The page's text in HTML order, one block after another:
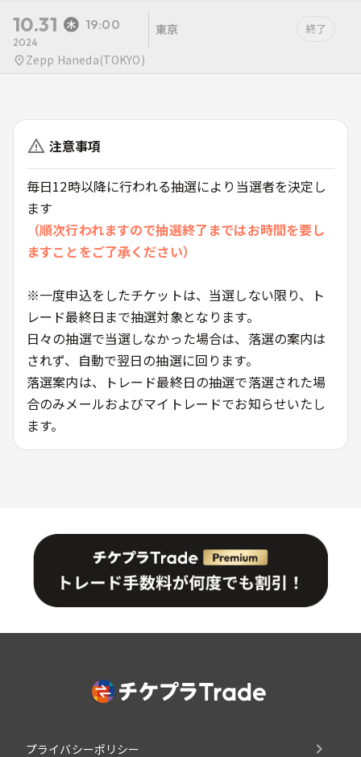
10.31 19:00
2024
東京 終了
Zepp Haneda(TOKYO)
注意事項
毎日12時以降に行われる抽選により当選者を決定し
ます
（順次行われますので抽選終了まではお時間を要し
ますことをご了承ください）
※一度申込をしたチケットは、当選しない限り、ト
レード最終日まで抽選対象となります。
日々の抽選で当選しなかった場合は、落選の案内は
されず、自動で翌日の抽選に回ります。
落選案内は、トレード最終日の抽選で落選された場
合のみメールおよびマイトレードでお知らせいたし
ます。
プライバシーポリシー